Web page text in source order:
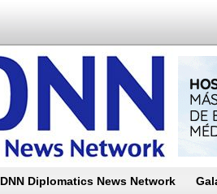
DNN Diplomatics News Network